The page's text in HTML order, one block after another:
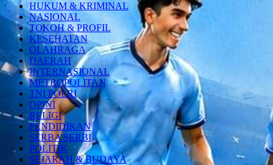
HUKUM & KRIMINAL
NASIONAL
TOKOH & PROFIL
KESEHATAN
OLAHRAGA
DAERAH
INTERNASIONAL
METROPOLITAN
TNI POLRI
OPINI
RELIGI
PENDIDIKAN
SERBA SERBI
POLITIK
SEJARAH & BUDAYA